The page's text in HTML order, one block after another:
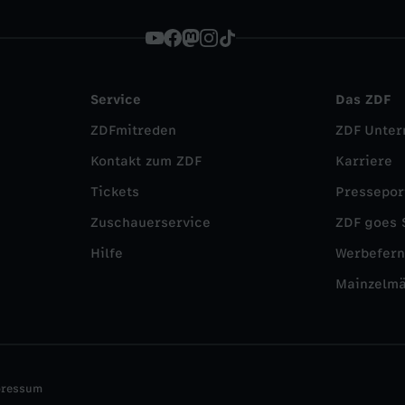
Service
ZDFmitreden
Kontakt zum ZDF
Tickets
Zuschauerservice
Hilfe
Das ZDF
ZDF
Karriere
ZDF goes